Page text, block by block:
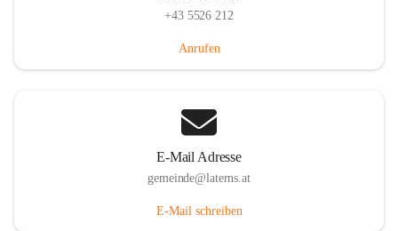
+43 5526 212
Anrufen
E-Mail Adresse
gemeinde@laterns.at
E-Mail schreiben